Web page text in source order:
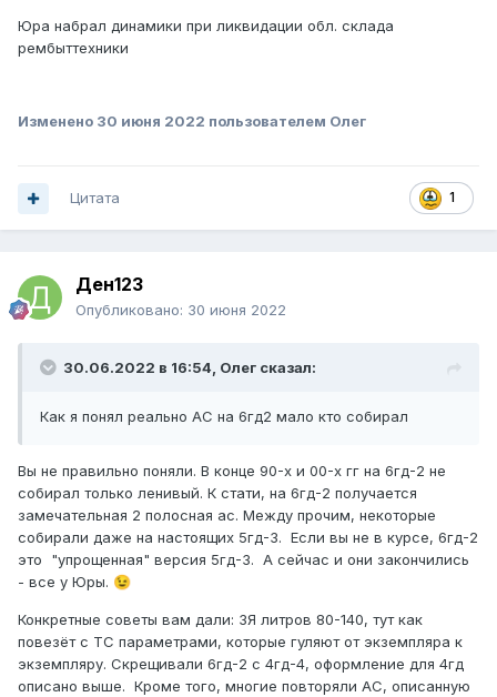
Юра набрал динамики при ликвидации обл. склада
рембыттехники
Изменено 30 июня 2022 пользователем Олег
1
Цитата
Ден123
Опубликовано: 30 июня 2022
30.06.2022 в 16:54, Олег сказал:
Как я понял реально АС на 6гд2 мало кто собирал
Вы не правильно поняли. В конце 90-х и 00-х гг на 6гд-2 не
собирал только ленивый. К стати, на 6гд-2 получается
замечательная 2 полосная ас. Между прочим, некоторые
собирали даже на настоящих 5гд-3. Если вы не в курсе, 6гд-2
это "упрощенная" версия 5гд-3. А сейчас и они закончились
- все у Юры. 😉
Конкретные советы вам дали: ЗЯ литров 80-140, тут как
повезёт с ТС параметрами, которые гуляют от экземпляра к
экземпляру. Скрещивали 6гд-2 с 4гд-4, оформление для 4гд
описано выше. Кроме того, многие повторяли АС, описанную